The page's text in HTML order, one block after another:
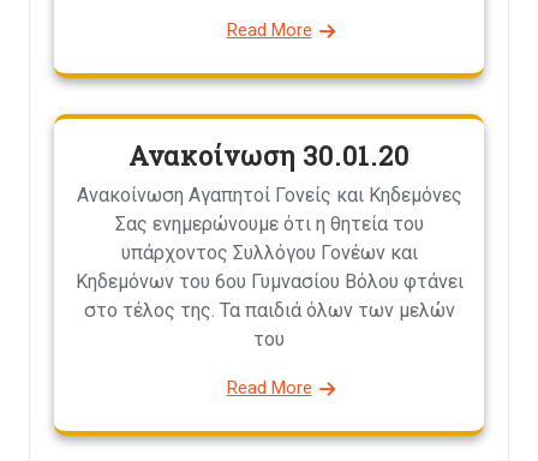
Read More
Ανακοίνωση 30.01.20
Ανακοίνωση Αγαπητοί Γονείς και Κηδεμόνες
Σας ενημερώνουμε ότι η θητεία του
υπάρχοντος Συλλόγου Γονέων και
Κηδεμόνων του 6ου Γυμνασίου Βόλου φτάνει
στο τέλος της. Τα παιδιά όλων των μελών
του
Read More